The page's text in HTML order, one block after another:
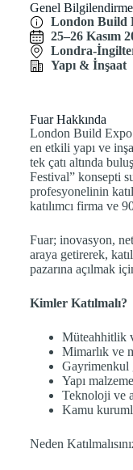
Genel Bilgilendirme
London Build
25–26 Kasım
Londra-
Yapı & İnşaat
Fuar Hakkında
London Build Expo
en etkili yapı ve
tek çatı altında
Festival” konsepti
profesyonelinin
katılımcı firma ve
Fuar; inovasyon,
araya getirerek,
pazarına açılmak
Kimler Katılmalı?
Müteahhitlik
Mimarlık ve
Gayrimenkul
Yapı
Teknoloji ve
Kamu
Neden